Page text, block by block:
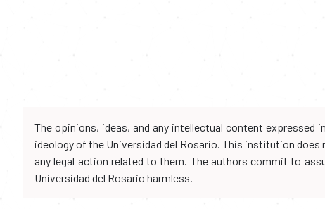
The opinions, ideas, and any intellectual content
ideology of the Universidad del Rosario. This institution
any legal action related to them. The authors commit to
Universidad del Rosario harmless.